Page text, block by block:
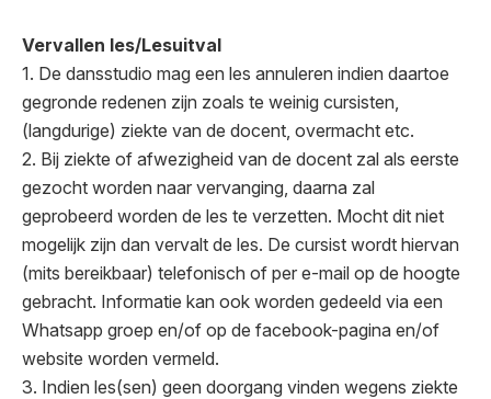
Vervallen les/Lesuitval
1. De dansstudio mag een les annuleren indien daartoe
gegronde redenen zijn zoals te weinig cursisten,
(langdurige) ziekte van de docent, overmacht etc.
2. Bij ziekte of afwezigheid van de docent zal als eerste
gezocht worden naar vervanging, daarna zal
geprobeerd worden de les te verzetten. Mocht dit niet
mogelijk zijn dan vervalt de les. De cursist wordt hiervan
(mits bereikbaar) telefonisch of per e-mail op de hoogte
gebracht. Informatie kan ook worden gedeeld via een
Whatsapp groep en/of op de facebook-pagina en/of
website worden vermeld.
3. Indien les(sen) geen doorgang vinden wegens ziekte